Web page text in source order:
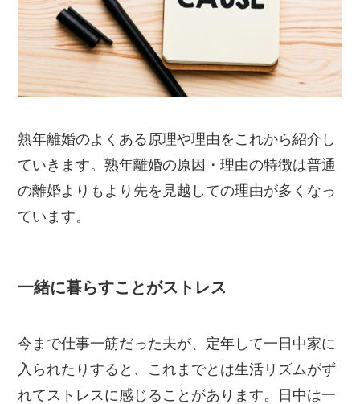
熟年離婚のよくある原理や理由をこれから紹介し
ていきます。熟年離婚の原因・理由の特徴は普通
の離婚よりもより先を見越しての理由が多くなっ
ています。
一緒に暮らすことがストレス
今まで仕事一筋だった夫が、定年して一日中家に
入られたりすると、これまでとは生活リズムがず
れてストレスに感じることがあります。日中は一